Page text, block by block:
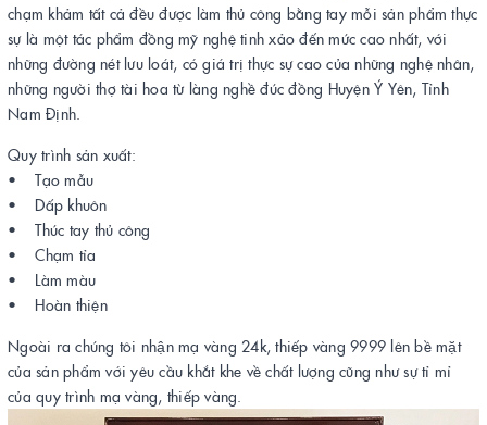
chạm khảm tất cả đều được làm thủ công bằng tay mỗi sản phẩm thực
sự là một tác phẩm đồng mỹ nghệ tinh xảo đến mức cao nhất, với
những đường nét lưu loát, có giá trị thực sự cao của những nghệ nhân,
những người thợ tài hoa từ làng nghề đúc đồng Huyện Ý Yên, Tỉnh
Nam Định.
Quy trình sản xuất:
• Tạo mẫu
• Dấp khuôn
• Thúc tay thủ công
• Chạm tỉa
• Làm màu
• Hoàn thiện
Ngoài ra chúng tôi nhận mạ vàng 24k, thiếp vàng 9999 lên bề mặt
của sản phẩm với yêu cầu khắt khe về chất lượng cũng như sự tỉ mỉ
của quy trình mạ vàng, thiếp vàng.